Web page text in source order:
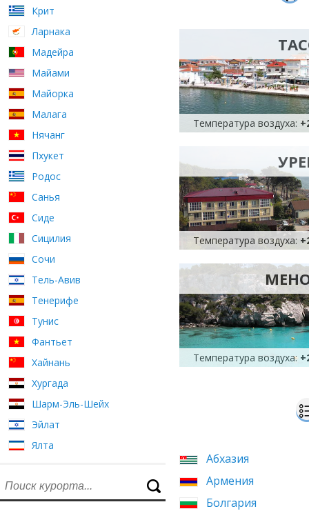
Крит
Ларнака
Мадейра
Майами
Майорка
Малага
Нячанг
Пхукет
Родос
Санья
Сиде
Сицилия
Сочи
Тель-Авив
Тенерифе
Тунис
Фантьет
Хайнань
Хургада
Шарм-Эль-Шейх
Эйлат
Ялта
Температура воздуха:
Температура воздуха:
Температура воздуха:
Абхазия
Армения
Болгария